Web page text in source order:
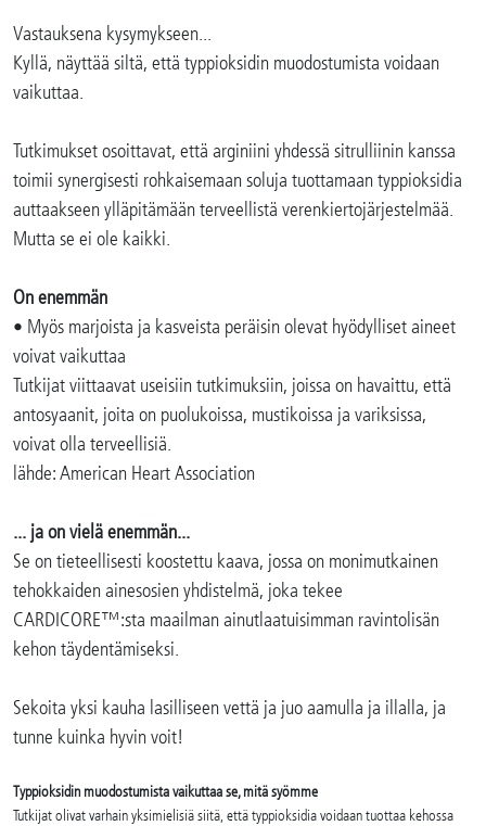
Vastauksena kysymykseen...
Kyllä, näyttää siltä, että typpioksidin muodostumista voidaan
vaikuttaa.
Tutkimukset osoittavat, että arginiini yhdessä sitrulliinin kanssa
toimii synergisesti rohkaisemaan soluja tuottamaan typpioksidia
auttaakseen ylläpitämään terveellistä verenkiertojärjestelmää.
Mutta se ei ole kaikki.
On enemmän
• Myös marjoista ja kasveista peräisin olevat hyödylliset aineet
voivat vaikuttaa
Tutkijat viittaavat useisiin tutkimuksiin, joissa on havaittu, että
antosyaanit, joita on puolukoissa, mustikoissa ja variksissa,
voivat olla terveellisiä.
lähde: American Heart Association
... ja on vielä enemmän...
Se on tieteellisesti koostettu kaava, jossa on monimutkainen
tehokkaiden ainesosien yhdistelmä, joka tekee
CARDICORE™:sta maailman ainutlaatuisimman ravintolisän
kehon täydentämiseksi.
Sekoita yksi kauha lasilliseen vettä ja juo aamulla ja illalla, ja
tunne kuinka hyvin voit!
Typpioksidin muodostumista vaikuttaa se, mitä syömme
Tutkijat olivat varhain yksimielisiä siitä, että typpioksidia voidaan tuottaa kehossa